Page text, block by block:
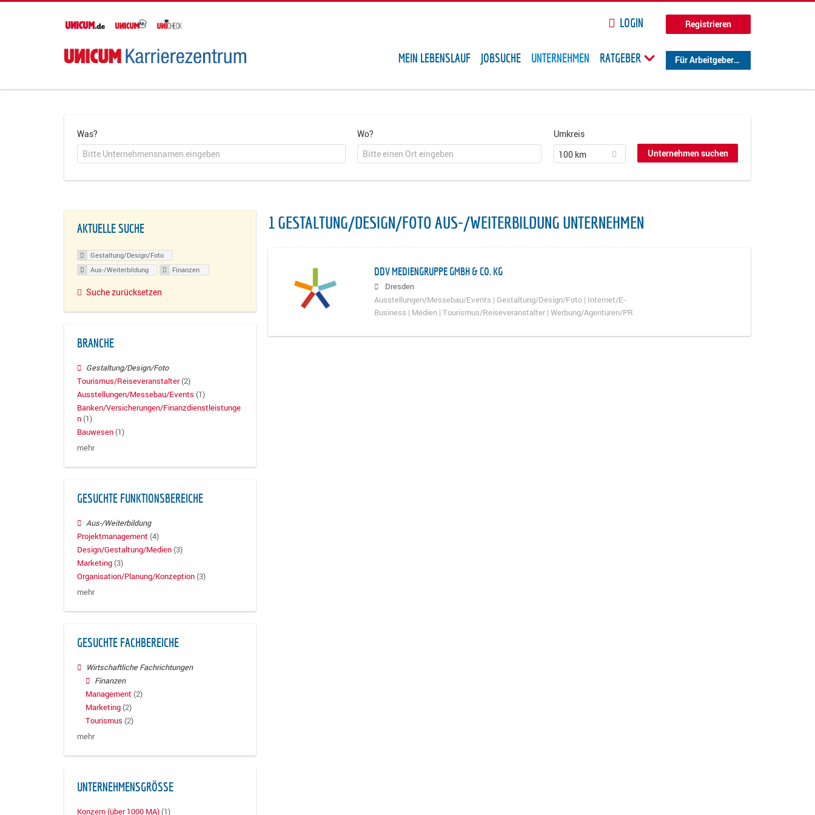
LOGIN Registrieren
MEIN LEBENSLAUF JOBSUCHE UNTERNEHMEN RATGEBER Für Arbeitgeber
Was? Wo?
Umkreis
100 km
1 GESTALTUNG/DESIGN/FOTO AUS-/WEITERBILDUNG UNTERNEHMEN
DDV MEDIENGRUPPE GMBH & CO. KG
Dresden
Ausstellungen/Messebau/Events | Gestaltung/Design/Foto | Internet/E-
Business | Medien | Tourismus/Reiseveranstalter | Werbung/Agenturen/PR
AKTUELLE SUCHE
Gestaltung/Design/Foto
Aus-/Weiterbildung
Finanzen
Suche zurücksetzen
BRANCHE
Gestaltung/Design/Foto
Tourismus/Reiseveranstalter (2)
Ausstellungen/Messebau/Events (1)
Banken/Versicherungen/Finanzdienstleistunge
n (1)
Bauwesen (1)
mehr
GESUCHTE FUNKTIONSBEREICHE
Aus-/Weiterbildung
Projektmanagement (4)
Design/Gestaltung/Medien (3)
Marketing (3)
Organisation/Planung/Konzeption (3)
mehr
GESUCHTE FACHBEREICHE
Wirtschaftliche Fachrichtungen
Finanzen
Management (2)
Marketing (2)
Tourismus (2)
mehr
UNTERNEHMENSGRÖSSE
Konzern (über 1000 MA) (1)